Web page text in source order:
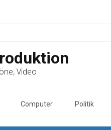
Video
Computer Politik